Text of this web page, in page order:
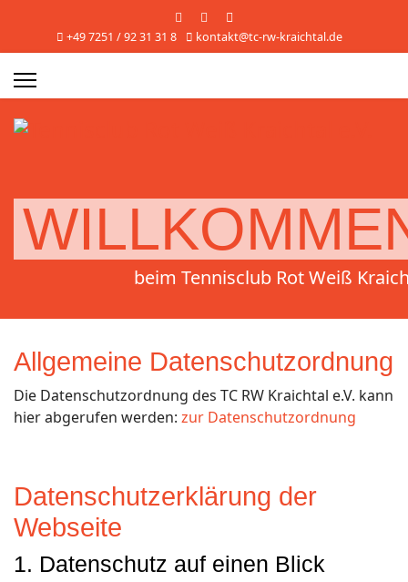
+49 7251 / 92 31 31 8 kontakt@tc-rw-kraichtal.de
beim Tennisclub Rot Weiß
Allgemeine Datenschutzordnung
Die Datenschutzordnung des TC RW Kraichtal e.V. kann
hier abgerufen werden: zur Datenschutzordnung
Datenschutz­erklärung der
Webseite
1. Datenschutz auf einen Blick